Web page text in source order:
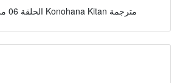
الحلقة 06 من انمي الخيال Konohana Kitan مترجمة